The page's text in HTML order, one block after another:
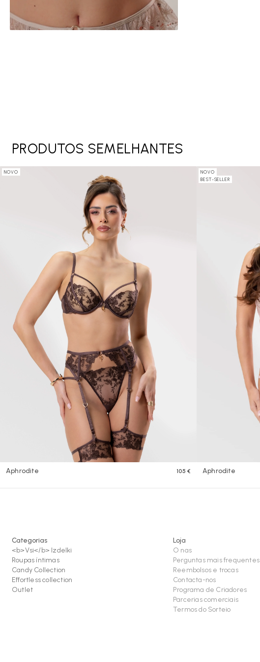
PRODUTOS SEMELHANTES
NOVO
Aphrodite 105 €
NOVO
BEST-SELLER
Aphrodite
Categorias
<b>Vsi</b> Izdelki
Roupas íntimas
Candy Collection
Effortless collection
Outlet
Loja
O nas
Perguntas mais frequentes
Reembolsos e trocas
Contacta-nos
Programa de Criadores
Parcerias comerciais
Termos do Sorteio